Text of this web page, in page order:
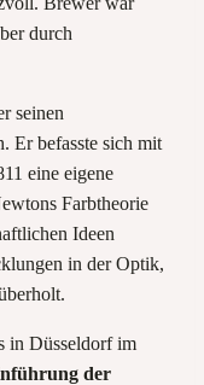
durch
seinen
Er befasste sich mit
eine eigene
Farbtheorie
Ideen
in der Optik,
in Düsseldorf im
der